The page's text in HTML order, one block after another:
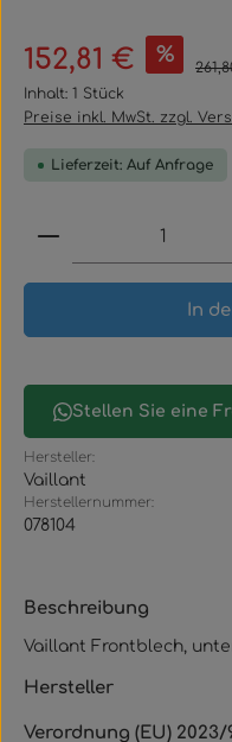
Verkaufspreis:
152,81 € %
Inhalt: 1 Stück
Preise inkl. MwSt. zzgl.
Lieferzeit: Auf Anfrage
Produkt Anzahl:
In
Stellen Sie eine
Hersteller:
Vaillant
Herstellernummer:
078104
Beschreibung
Vaillant Frontblech,
Hersteller
Verordnung (EU)